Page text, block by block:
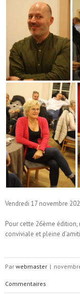
Vendredi 17 novembre
Pour cette 26ème
conviviale et pleine
Par webmaster |
Commentaires